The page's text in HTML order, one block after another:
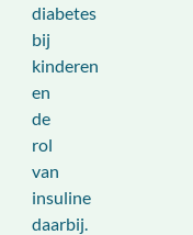
diabetes
bij
kinderen
en
de
rol
van
insuline
daarbij.